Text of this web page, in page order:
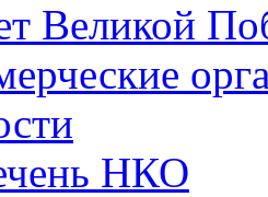
Великой
НКО